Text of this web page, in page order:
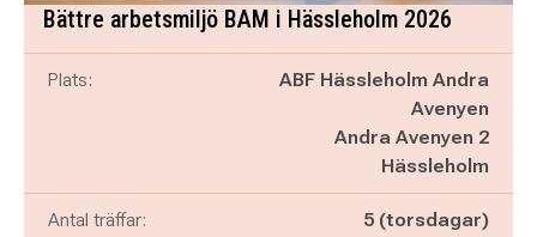
Bättre arbetsmiljö BAM i Hässleholm 2026
Plats:
ABF Hässleholm Andra
Avenyen
Andra Avenyen 2
Hässleholm
Antal träffar: 5 (torsdagar)